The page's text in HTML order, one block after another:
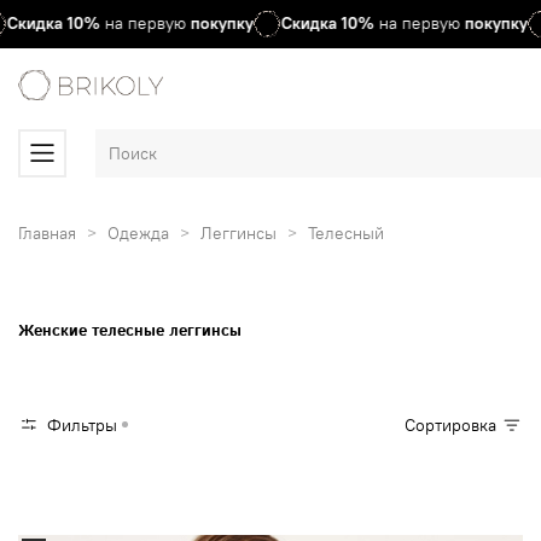
10%на первуюпокупку Скидка10%на первуюпокупку
Главная Одежда Леггинсы Телесный
Женские телесные леггинсы
Фильтры Сортировка